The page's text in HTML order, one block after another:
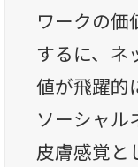
ワークの価
するに、ネ
値が飛躍的
ソーシャル
皮膚感覚と